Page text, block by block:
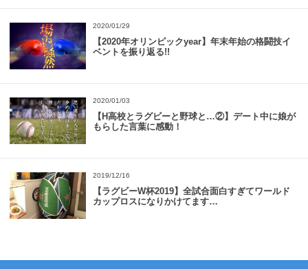
2020/01/29
【2020年オリンピックyear】年末年始の格闘技イ
ベントを振り返る!!
2020/01/03
【H高校とラグビーと野球と…②】デート中に娘が
もらした言葉に感動！
2019/12/16
【ラグビーW杯2019】全試合面白すぎてワールド
カップロスになりかけてます…